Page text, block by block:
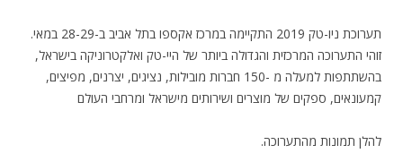
תערוכת ניו-טק 2019 התקיימה במרכז אקספו בתל אביב ב-28-29 במאי.
זוהי התערוכה המרכזית והגדולה ביותר של היי-טק ואלקטרוניקה בישראל,
בהשתתפות למעלה מ -150 חברות מובילות, נציגים, יצרנים, מפיצים,
קמעונאים, ספקים של מוצרים ושירותים מישראל ומרחבי העולם
.להלן תמונות מהתערוכה